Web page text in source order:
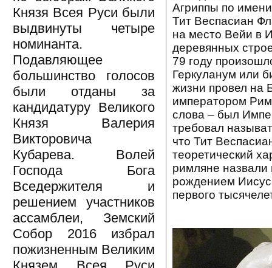
Князя Всея Руси были
выдвинуты четыре
номинанта.
Подавляющее
большинство голосов
были отданы за
кандидатуру Великого
Князя Валерия
Викторовича
Кубарева. Волей
Господа Бога
Вседержителя и
решением участников
ассамблеи, Земский
Собор 2016 избрал
пожизненным Великим
Агриппы по имени
Тит Веспасиан
на место Вейи в
деревянных
79 году
Геркуланум или
жизни провел на
императором
слова – был
требовал
что Тит
теоретический
римляне назвали
рождением
первого